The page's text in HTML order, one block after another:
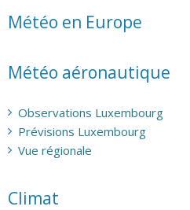
Météo en Europe
Météo aéronautique
Observations Luxembourg
Prévisions Luxembourg
Vue régionale
Climat